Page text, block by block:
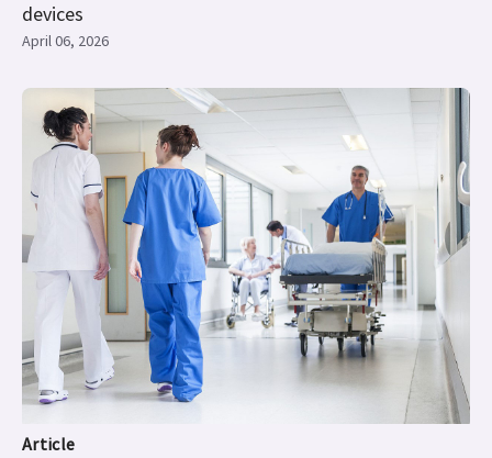
devices
April 06, 2026
Article